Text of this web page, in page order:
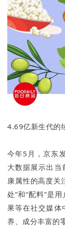
4.69亿新生代的
今年5月，京东
大数据展示出当
康属性的高度关
处”和“配料”是
果等在社交媒体
养、成分丰富的